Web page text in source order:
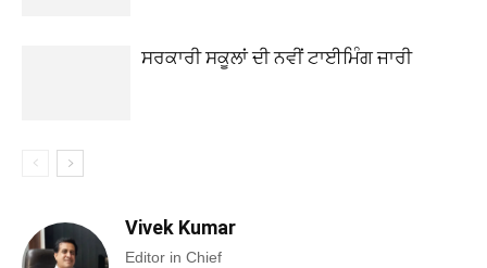
ਸਰਕਾਰੀ ਸਕੂਲਾਂ ਦੀ ਨਵੀਂ ਟਾਈਮਿੰਗ ਜਾਰੀ
Vivek Kumar
Editor in Chief